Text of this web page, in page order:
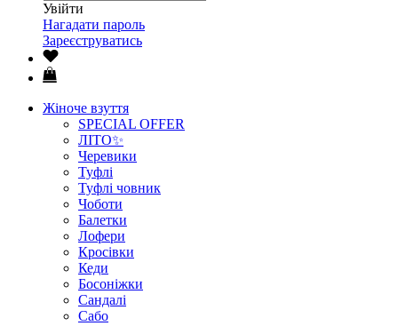
Увійти
Нагадати пароль
Зареєструватись
Жіноче взуття
SPECIAL OFFER
ЛІТО✨
Черевики
Туфлі
Туфлі човник
Чоботи
Балетки
Лофери
Кросівки
Кеди
Босоніжки
Сандалі
Сабо